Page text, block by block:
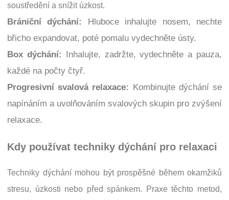
soustředění a snížit úzkost.
Brániční dýchání:
Hluboce inhalujte nosem, nechte
břicho expandovat, poté pomalu vydechněte ústy.
Box dýchání: Inhalujte, zadržte, vydechněte a pauza,
každé na počty čtyř.
Progresivní svalová relaxace: Kombinujte dýchání se
napínáním a uvolňováním svalových skupin pro zvýšení
relaxace.
Kdy používat techniky dýchání pro relaxaci
Techniky dýchání mohou být prospěšné během okamžiků
stresu, úzkosti nebo před spánkem. Praxe těchto metod,